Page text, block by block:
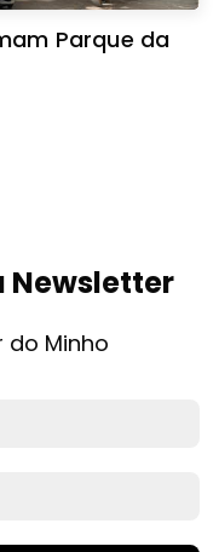
Parque da
Newsletter
do Minho